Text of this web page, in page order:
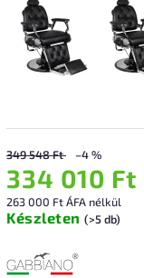
349 548 Ft –4 %
334 010 Ft
263 000 Ft ÁFA nélkül
Készleten (>5 db)